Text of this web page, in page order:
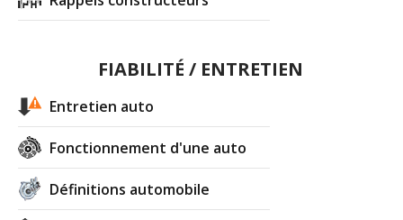
FIABILITÉ / ENTRETIEN
Entretien auto
Fonctionnement d'une auto
Définitions automobile